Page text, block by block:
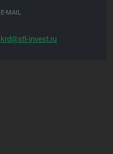
E-MAIL
krd@stl-invest.ru